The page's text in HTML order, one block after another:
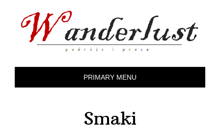
PRIMARY MENU
Smaki